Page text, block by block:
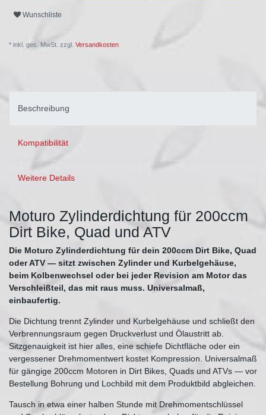
Wunschliste
* inkl. ges. MwSt. zzgl. Versandkosten
Beschreibung
Kompatibilität
Weitere Details
Moturo Zylinderdichtung für 200ccm
Dirt Bike, Quad und ATV
Die Moturo Zylinderdichtung für dein 200ccm Dirt Bike, Quad
oder ATV — sitzt zwischen Zylinder und Kurbelgehäuse,
beim Kolbenwechsel oder bei jeder Revision am Motor das
Verschleißteil, das mit raus muss. Universalmaß,
einbaufertig.
Die Dichtung trennt Zylinder und Kurbelgehäuse und schließt den
Verbrennungsraum gegen Druckverlust und Ölaustritt ab.
Sitzgenauigkeit ist hier alles, eine schiefe Dichtfläche oder ein
vergessener Drehmomentwert kostet Kompression. Universalmaß
für gängige 200ccm Motoren in Dirt Bikes, Quads und ATVs — vor
Bestellung Bohrung und Lochbild mit dem Produktbild abgleichen.
Tausch in etwa einer halben Stunde mit Drehmomentschlüssel